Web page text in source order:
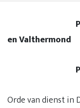
en Valthermond
Orde van dienst in